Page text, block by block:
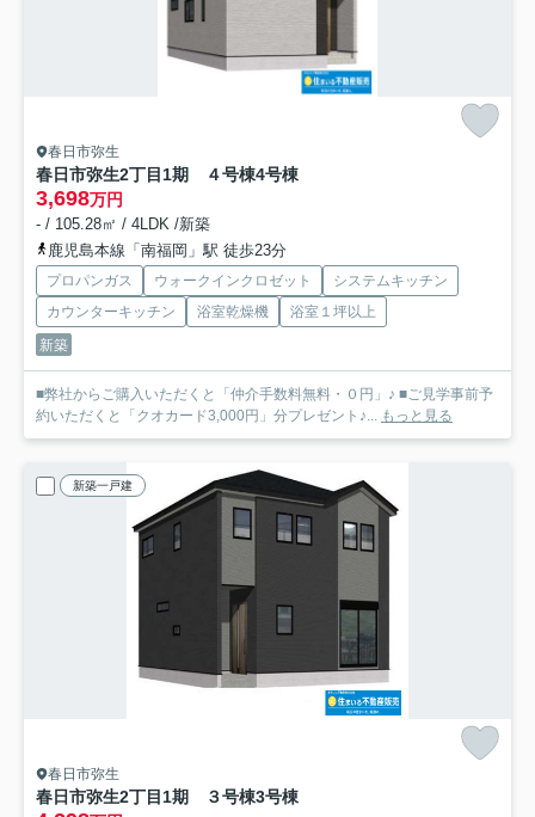
春日市弥生
春日市弥生2丁目1期 ４号棟4号棟
3,698万円
- / 105.28㎡ / 4LDK /新築
鹿児島本線「南福岡」駅 徒歩23分
プロパンガス ウォークインクロゼット
システムキッチン
カウンターキッチン
浴室乾燥機
浴室１坪以上
新築
■弊社からご購入いただくと「仲介手数料無料・０円」♪ ■ご見学事前予
約いただくと「クオカード3,000円」分プレゼント♪...
もっと見る
新築一戸建
春日市弥生
春日市弥生2丁目1期 ３号棟3号棟